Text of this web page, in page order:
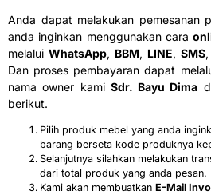
Anda dapat melakukan pemesanan
anda inginkan menggunakan cara
melalui WhatsApp, BBM, LINE, SMS
Dan proses pembayaran dapat
nama owner kami Sdr. Bayu Dima
berikut.
Pilih produk mebel yang anda
barang berseta kode produknya
Selanjutnya silahkan melakukan
dari total produk yang anda pesan.
Kami akan membuatkan E-Mail